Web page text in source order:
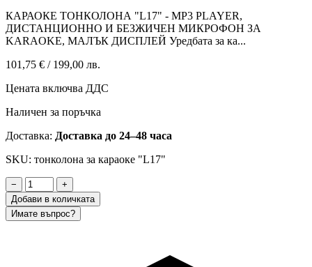
КАРАОКЕ ТОНКОЛОНА "L17" - MP3 PLAYER,
ДИСТАНЦИОННО И БЕЗЖИЧЕН МИКРОФОН ЗА
KARAOKE, МАЛЪК ДИСПЛЕЙ Уредбата за ка...
101,75 € / 199,00 лв.
Цената включва ДДС
Наличен за поръчка
Доставка: Доставка до 24–48 часа
SKU: тонколона за караоке "L17"
−
+
Добави в количката
Имате въпрос?